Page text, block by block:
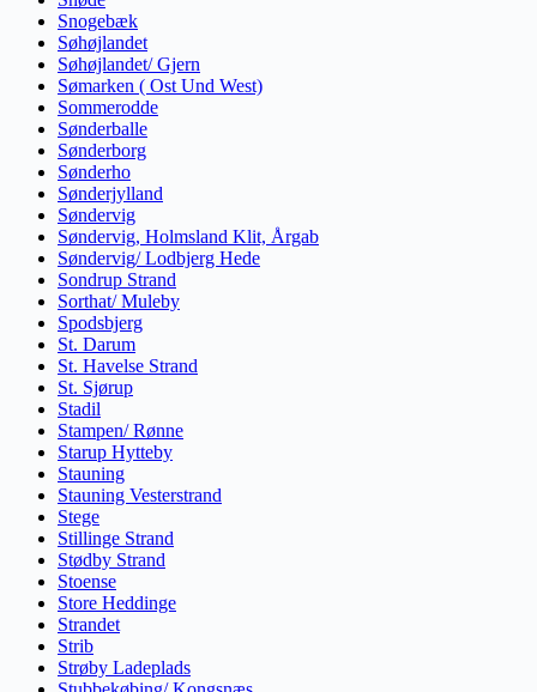
Snogebæk
Søhøjlandet
Søhøjlandet/ Gjern
Sømarken ( Ost Und West)
Sommerodde
Sønderballe
Sønderborg
Sønderho
Sønderjylland
Søndervig
Søndervig, Holmsland Klit, Årgab
Søndervig/ Lodbjerg Hede
Sondrup Strand
Sorthat/ Muleby
Spodsbjerg
St. Darum
St. Havelse Strand
St. Sjørup
Stadil
Stampen/ Rønne
Starup Hytteby
Stauning
Stauning Vesterstrand
Stege
Stillinge Strand
Stødby Strand
Stoense
Store Heddinge
Strandet
Strib
Strøby Ladeplads